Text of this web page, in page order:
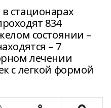
стационарах
834
состоянии –
– 7
лечении
с легкой формой